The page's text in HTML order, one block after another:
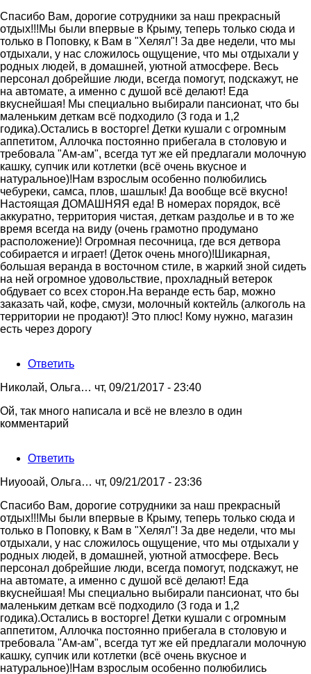
Спасибо Вам, дорогие сотрудники за наш прекрасный
отдых!!!Мы были впервые в Крыму, теперь только сюда и
только в Поповку, к Вам в "Хелял"! За две недели, что мы
отдыхали, у нас сложилось ощущение, что мы отдыхали у
родных людей, в домашней, уютной атмосфере. Весь
персонал добрейшие люди, всегда помогут, подскажут, не
на автомате, а именно с душой всё делают! Еда
вкуснейшая! Мы специально выбирали пансионат, что бы
маленьким деткам всё подходило (3 года и 1,2
годика).Остались в восторге! Детки кушали с огромным
аппетитом, Аллочка постоянно прибегала в столовую и
требовала "Ам-ам", всегда тут же ей предлагали молочную
кашку, супчик или котлетки (всё очень вкусное и
натуральное)!Нам взрослым особенно полюбились
чебуреки, самса, плов, шашлык! Да вообще всё вкусно!
Настоящая ДОМАШНЯЯ еда! В номерах порядок, всё
аккуратно, территория чистая, деткам раздолье и в то же
время всегда на виду (очень грамотно продумано
расположение)! Огромная песочница, где вся детвора
собирается и играет! (Деток очень много)!Шикарная,
большая веранда в восточном стиле, в жаркий зной сидеть
на ней огромное удовольствие, прохладный ветерок
обдувает со всех сторон.На веранде есть бар, можно
заказать чай, кофе, смузи, молочный коктейль (алкоголь на
территории не продают)! Это плюс! Кому нужно, магазин
есть через дорогу
Ответить
Николай, Ольга… чт, 09/21/2017 - 23:40
Ой, так много написала и всё не влезло в один
комментарий
Ответить
Ниуооай, Ольга… чт, 09/21/2017 - 23:36
Спасибо Вам, дорогие сотрудники за наш прекрасный
отдых!!!Мы были впервые в Крыму, теперь только сюда и
только в Поповку, к Вам в "Хелял"! За две недели, что мы
отдыхали, у нас сложилось ощущение, что мы отдыхали у
родных людей, в домашней, уютной атмосфере. Весь
персонал добрейшие люди, всегда помогут, подскажут, не
на автомате, а именно с душой всё делают! Еда
вкуснейшая! Мы специально выбирали пансионат, что бы
маленьким деткам всё подходило (3 года и 1,2
годика).Остались в восторге! Детки кушали с огромным
аппетитом, Аллочка постоянно прибегала в столовую и
требовала "Ам-ам", всегда тут же ей предлагали молочную
кашку, супчик или котлетки (всё очень вкусное и
натуральное)!Нам взрослым особенно полюбились